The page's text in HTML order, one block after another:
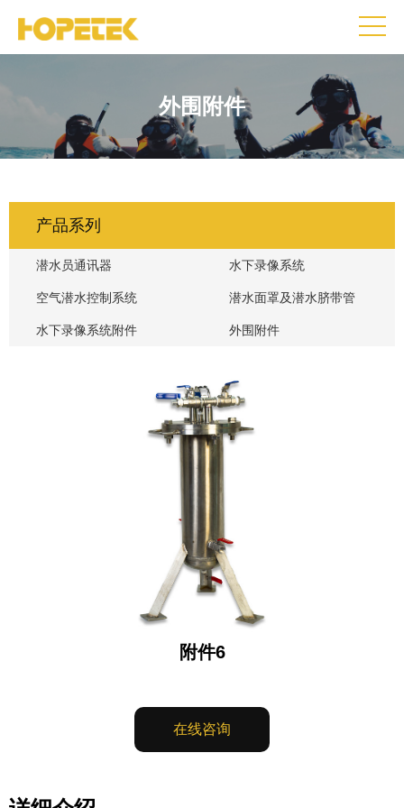
外围附件
产品系列
潜水员通讯器 水下录像系统
空气潜水控制系统 潜水面罩及潜水脐带管
水下录像系统附件 外围附件
附件6
在线咨询